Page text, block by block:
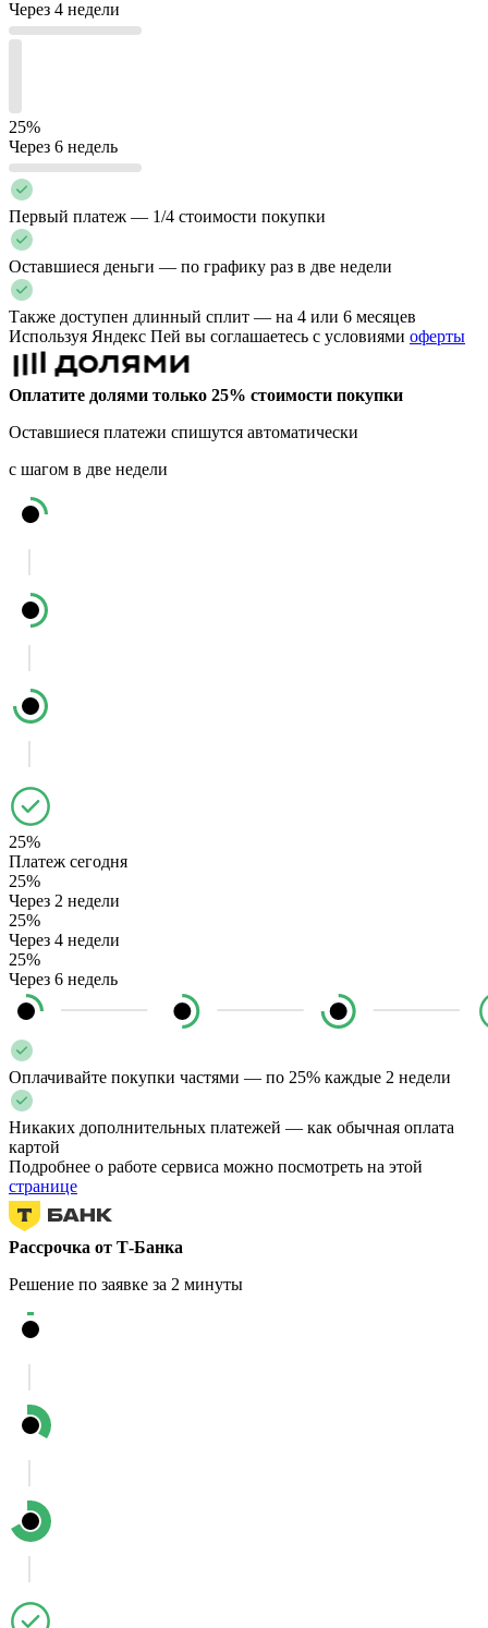
Через 4 недели
25%
Через 6 недель
Первый платеж — 1/4 стоимости покупки
Оставшиеся деньги — по графику раз в две недели
Также доступен длинный сплит — на 4 или 6 месяцев
Используя Яндекс Пей вы соглашаетесь с условиями оферты
Оплатите долями только 25% стоимости покупки
Оставшиеся платежи спишутся автоматически
с шагом в две недели
25%
Платеж сегодня
25%
Через 2 недели
25%
Через 4 недели
25%
Через 6 недель
Оплачивайте покупки частями — по 25% каждые 2 недели
Никаких дополнительных платежей — как обычная оплата
картой
Подробнее о работе сервиса можно посмотреть на этой
странице
Рассрочка от Т-Банка
Решение по заявке за 2 минуты